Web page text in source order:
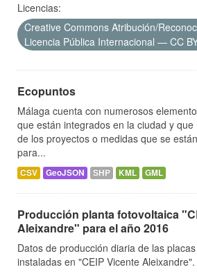
Licencias:
Creative Commons Atribución/
Licencia Pública Internacional — CC
Ecopuntos
Málaga cuenta con numerosos
que están integrados en la ciudad y
de los proyectos o medidas que se
para...
CSV GeoJSON SHP KML GML
Producción planta fotovoltaica
Aleixandre" para el año 2016
Datos de producción diaria de las
instaladas en "CEIP Vicente Aleixandre".